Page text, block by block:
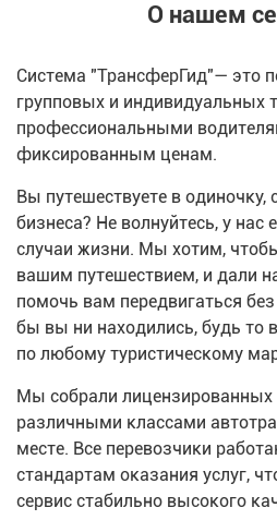
О нашем
Система "ТрансферГид"— это
групповых и индивидуальных
профессиональными
фиксированным ценам.
Вы путешествуете в одиночку,
бизнеса? Не волнуйтесь, у нас
случаи жизни. Мы хотим,
вашим путешествием, и дали
помочь вам передвигаться без
бы вы ни находились, будь то
по любому туристическому
Мы собрали лицензированных
различными классами
месте. Все перевозчики
стандартам оказания услуг,
сервис стабильно высокого